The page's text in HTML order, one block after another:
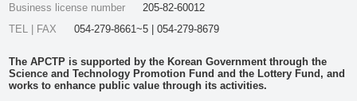
Business license number
205-82-60012
TEL | FAX
054-279-8661~5 | 054-279-8679
The APCTP is supported by the Korean Government through the
Science and Technology Promotion Fund and the Lottery Fund, and
works to enhance public value through its activities.